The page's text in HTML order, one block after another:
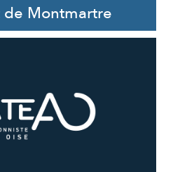
de Montmartre